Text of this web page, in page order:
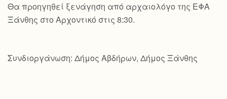
Θα προηγηθεί ξενάγηση από αρχαιολόγο της ΕΦΑ
Ξάνθης στο Αρχοντικό στις 8:30.
Συνδιοργάνωση: Δήμος Αβδήρων, Δήμος Ξάνθης